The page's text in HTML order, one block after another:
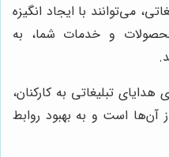
می‌توانند با ایجاد انگیزه
و خدمات شما، به
هدایای تبلیغاتی به کارکنان،
آن‌ها است و به بهبود روابط